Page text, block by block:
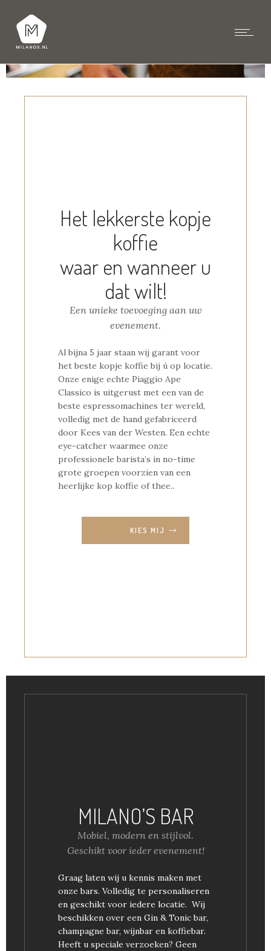
Het lekkerste kopje
koffie
waar en wanneer u
dat wilt!
Een unieke toevoeging aan uw
evenement.
Al bijna 5 jaar staan wij garant voor
het beste kopje koffie bij ú op locatie.
Onze enige echte Piaggio Ape
Classico is uitgerust met een van de
beste espressomachines ter wereld,
volledig met de hand gefabriceerd
door Kees van der Westen. Een echte
eye-catcher waarmee onze
professionele barista’s in no-time
grote groepen voorzien van een
heerlijke kop koffie of thee..
KIES MIJ
MILANO’S BAR
Mobiel, modern en stijlvol.
Geschikt voor ieder evenement!
Graag laten wij u kennis maken met
onze bars. Volledig te personaliseren
en geschikt voor iedere locatie. Wij
beschikken over een Gin & Tonic bar,
champagne bar, wijnbar en koffiebar.
Heeft u speciale verzoeken? Geen